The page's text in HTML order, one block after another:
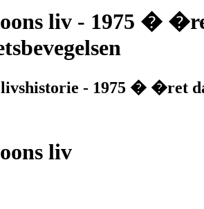
liv - 1975 �
- 1975 � �ret
liv